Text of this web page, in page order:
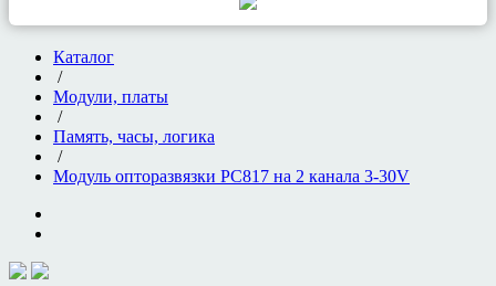
Каталог
/
Модули, платы
/
Память, часы, логика
/
Модуль опторазвязки PC817 на 2 канала 3-30V